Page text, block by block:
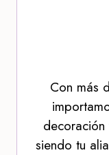
Con más
siendo tu